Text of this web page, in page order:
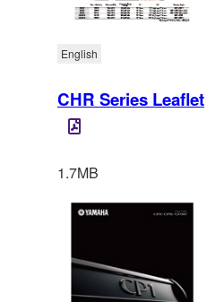
CHR Series Leaflet
English
1.7MB